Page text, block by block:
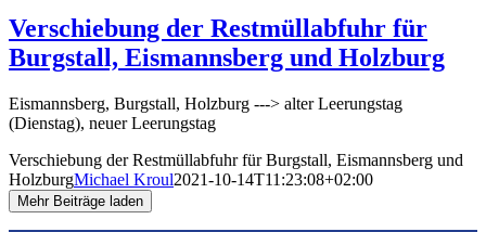
Verschiebung der Restmüllabfuhr für
Burgstall, Eismannsberg und Holzburg
Eismannsberg, Burgstall, Holzburg ---> alter Leerungstag
(Dienstag), neuer Leerungstag
Verschiebung der Restmüllabfuhr für Burgstall, Eismannsberg und
HolzburgMichael Kroul2021-10-14T11:23:08+02:00
Mehr Beiträge laden